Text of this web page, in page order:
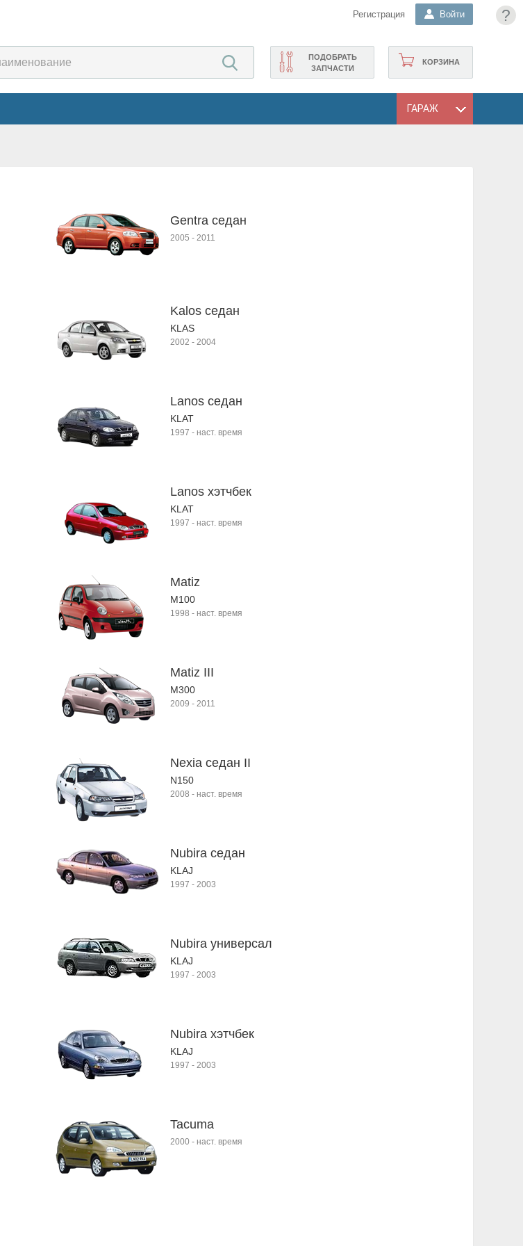
?
Регистрация Войти
КОРЗИНА
ПОДОБРАТЬ
ЗАПЧАСТИ
ГАРАЖ
Gentra седан
2005 - 2011
Kalos седан
KLAS
2002 - 2004
Lanos седан
KLAT
1997 - наст. время
Lanos хэтчбек
KLAT
1997 - наст. время
Matiz
M100
1998 - наст. время
Matiz III
M300
2009 - 2011
Nexia седан II
N150
2008 - наст. время
Nubira седан
KLAJ
1997 - 2003
Nubira универсал
KLAJ
1997 - 2003
Nubira хэтчбек
KLAJ
1997 - 2003
Tacuma
2000- наст. время